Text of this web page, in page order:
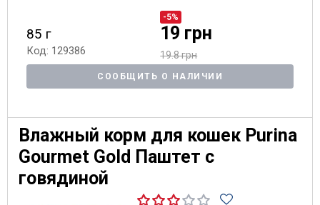
85 г
Код: 129386
-5%
19 грн
19.8 грн
СООБЩИТЬ О НАЛИЧИИ
Влажный корм для кошек Purina
Gourmet Gold Паштет с
говядиной